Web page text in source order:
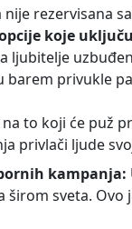
rezervisana
koje
ljubitelje
barem privukle
na to koji će puž
privlači ljude
kampanja:
širom sveta.